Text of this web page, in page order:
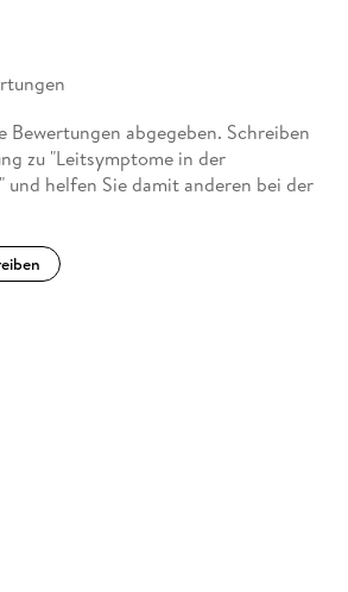
der Softmark AG Grünwald,
für Aurachirurgie AG, Fürstentum
Bewertungen abgegeben. Schreiben
zu "Leitsymptome in der
und helfen Sie damit anderen bei der